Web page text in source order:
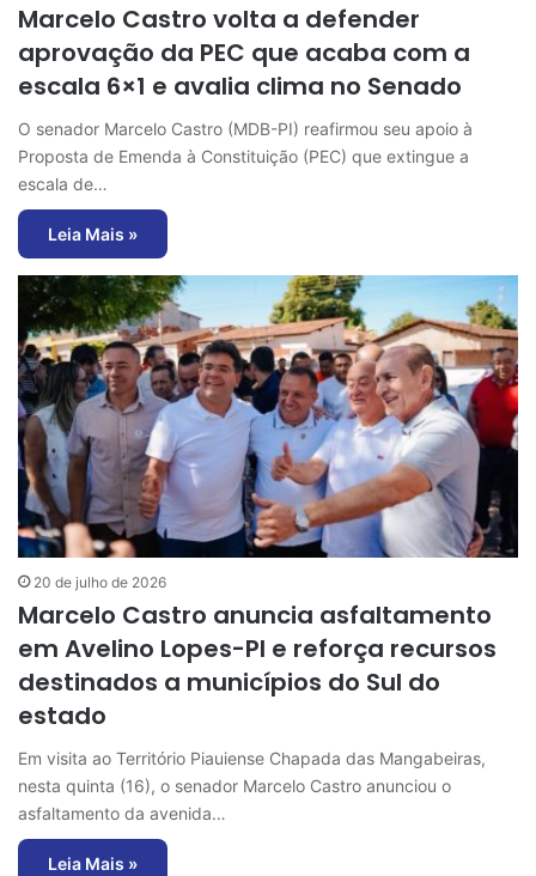
Marcelo Castro volta a defender
aprovação da PEC que acaba com a
escala 6×1 e avalia clima no Senado
O senador Marcelo Castro (MDB-PI) reafirmou seu apoio à
Proposta de Emenda à Constituição (PEC) que extingue a
escala de…
Leia Mais »
20 de julho de 2026
Marcelo Castro anuncia asfaltamento
em Avelino Lopes-PI e reforça recursos
destinados a municípios do Sul do
estado
Em visita ao Território Piauiense Chapada das Mangabeiras,
nesta quinta (16), o senador Marcelo Castro anunciou o
asfaltamento da avenida…
Leia Mais »